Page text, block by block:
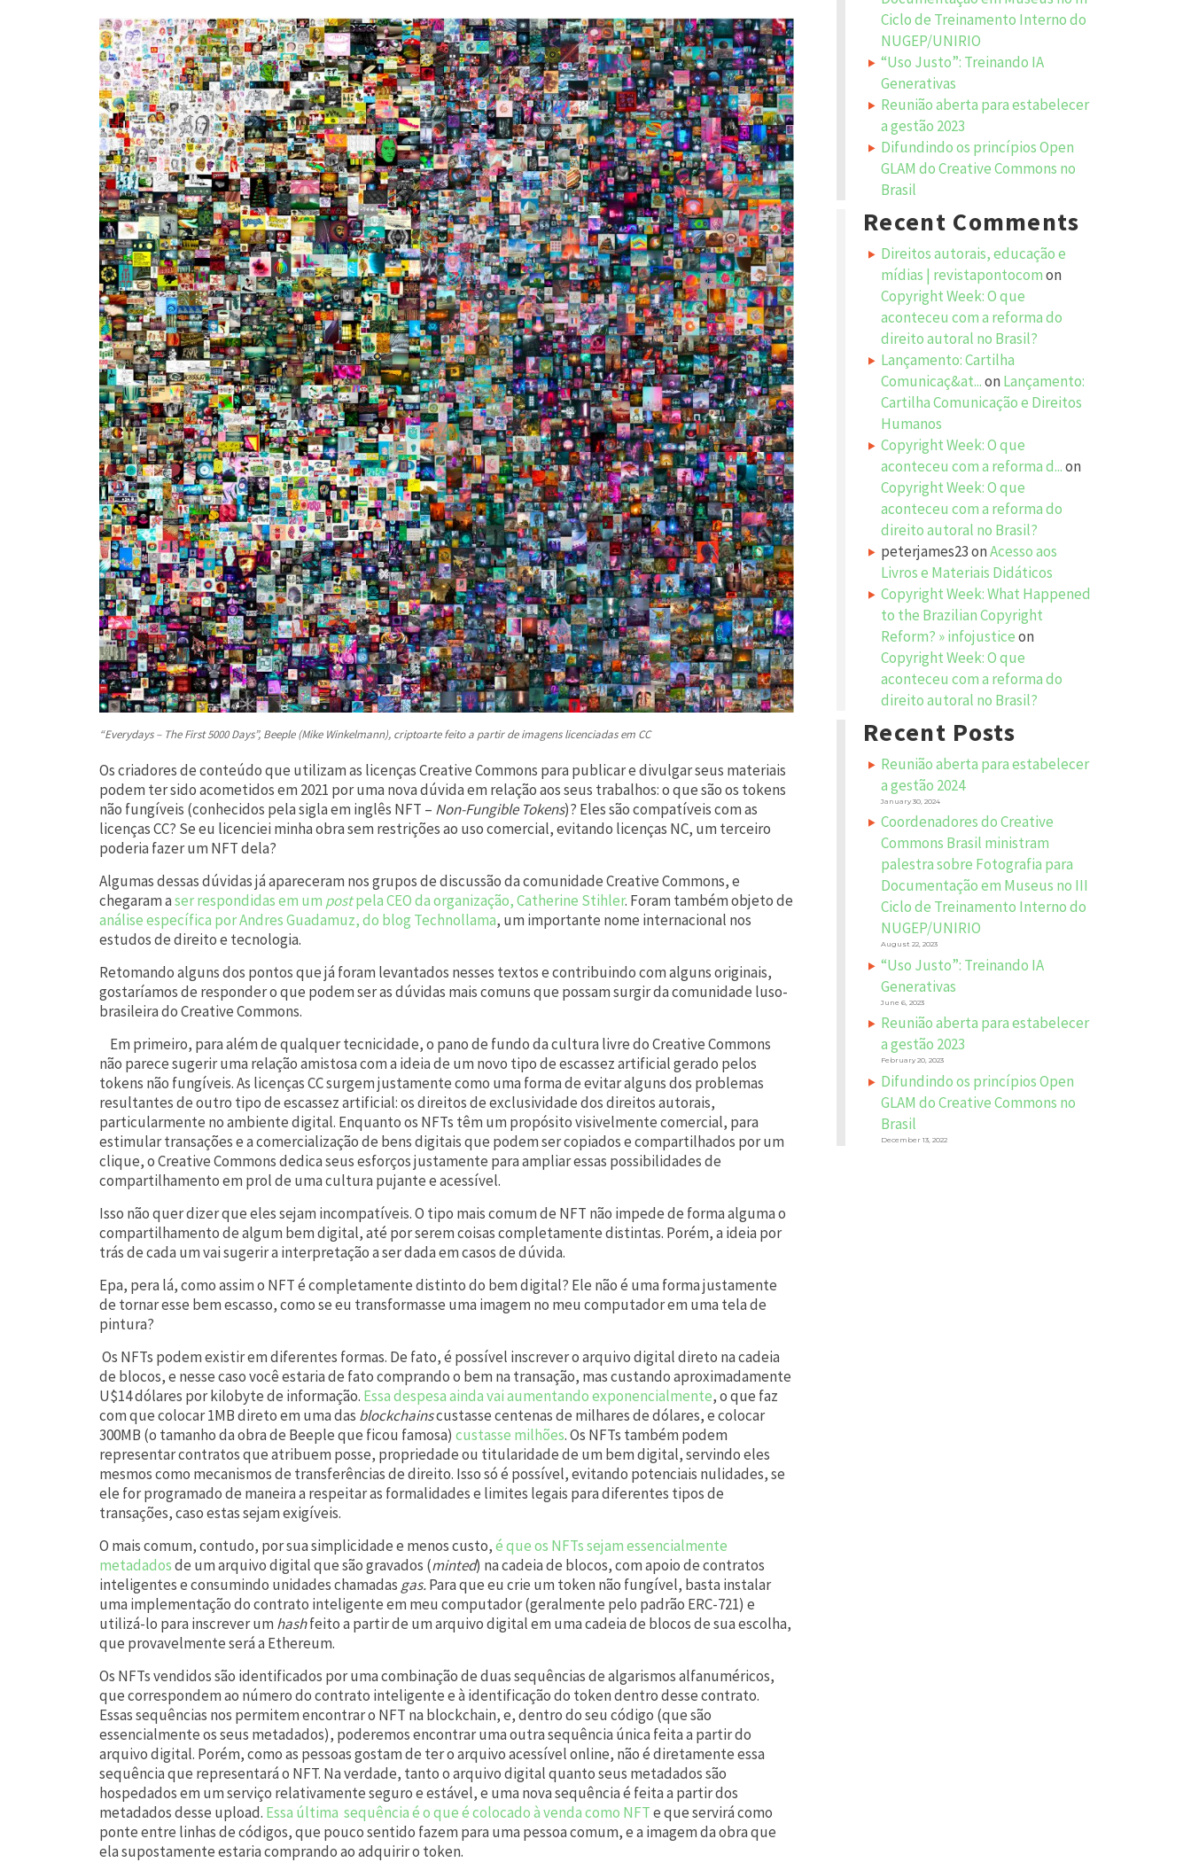
“Everydays – The First 5000 Days”, Beeple (Mike Winkelmann), criptoarte feito a partir de imagens licenciadas em CC
Os criadores de conteúdo que utilizam as licenças Creative Commons para publicar e divulgar seus materiais
podem ter sido acometidos em 2021 por uma nova dúvida em relação aos seus trabalhos: o que são os tokens
não fungíveis (conhecidos pela sigla em inglês NFT – Non-Fungible Tokens)? Eles são compatíveis com as
licenças CC? Se eu licenciei minha obra sem restrições ao uso comercial, evitando licenças NC, um terceiro
poderia fazer um NFT dela?
Algumas dessas dúvidas já apareceram nos grupos de discussão da comunidade Creative Commons, e
chegaram aser respondidas em um postpela CEO da organização, Catherine Stihler. Foram também objeto de
análise específica por Andres Guadamuz, do blog Technollama, um importante nome internacional nos
estudos de direito e tecnologia.
Retomando alguns dos pontos que já foram levantados nesses textos e contribuindo com alguns originais,
gostaríamos de responder o que podem ser as dúvidas mais comuns que possam surgir da comunidade luso-
brasileira do Creative Commons.
Em primeiro, para além de qualquer tecnicidade, o pano de fundo da cultura livre do Creative Commons
não parece sugerir uma relação amistosa com a ideia de um novo tipo de escassez artificial gerado pelos
tokens não fungíveis. As licenças CC surgem justamente como uma forma de evitar alguns dos problemas
resultantes de outro tipo de escassez artificial: os direitos de exclusividade dos direitos autorais,
particularmente no ambiente digital. Enquanto os NFTs têm um propósito visivelmente comercial, para
estimular transações e a comercialização de bens digitais que podem ser copiados e compartilhados por um
clique, o Creative Commons dedica seus esforços justamente para ampliar essas possibilidades de
compartilhamento em prol de uma cultura pujante e acessível.
Isso não quer dizer que eles sejam incompatíveis. O tipo mais comum de NFT não impede de forma alguma o
compartilhamento de algum bem digital, até por serem coisas completamente distintas. Porém, a ideia por
trás de cada um vai sugerir a interpretação a ser dada em casos de dúvida.
Epa, pera lá, como assim o NFT é completamente distinto do bem digital? Ele não é uma forma justamente
de tornar esse bem escasso, como se eu transformasse uma imagem no meu computador em uma tela de
pintura?
Os NFTs podem existir em diferentes formas. De fato, é possível inscrever o arquivo digital direto na cadeia
de blocos, e nesse caso você estaria de fato comprando o bem na transação, mas custando aproximadamente
U$14 dólares por kilobyte de informação. Essa despesa ainda vai aumentando exponencialmente, o que faz
com que colocar 1MB direto em uma das blockchainscustasse centenas de milhares de dólares, e colocar
300MB (o tamanho da obra de Beeple que ficou famosa) custasse milhões. Os NFTs também podem
representar contratos que atribuem posse, propriedade ou titularidade de um bem digital, servindo eles
mesmos como mecanismos de transferências de direito. Isso só é possível, evitando potenciais nulidades, se
ele for programado de maneira a respeitar as formalidades e limites legais para diferentes tipos de
transações, caso estas sejam exigíveis.
O mais comum, contudo, por sua simplicidade e menos custo,é que os NFTs sejam essencialmente
metadadosde um arquivo digital que são gravados (minted) na cadeia de blocos, com apoio de contratos
inteligentes e consumindo unidades chamadas gas.Para que eu crie um token não fungível, basta instalar
uma implementação do contrato inteligente em meu computador (geralmente pelo padrão ERC-721) e
utilizá-lo para inscrever um hashfeito a partir de um arquivo digital em uma cadeia de blocos de sua escolha,
que provavelmente será a Ethereum.
Os NFTs vendidos são identificados por uma combinação de duas sequências de algarismos alfanuméricos,
que correspondem ao número do contrato inteligente e à identificação do token dentro desse contrato.
Essas sequências nos permitem encontrar o NFT na blockchain, e, dentro do seu código (que são
essencialmente os seus metadados), poderemos encontrar uma outra sequência única feita a partir do
arquivo digital. Porém, como as pessoas gostam de ter o arquivo acessível online, não é diretamente essa
sequência que representará o NFT. Na verdade, tanto o arquivo digital quanto seus metadados são
hospedados em um serviço relativamente seguro e estável, e uma nova sequência é feita a partir dos
metadados desse upload. Essa última sequência é o que é colocado à venda como NFTe que servirá como
ponte entre linhas de códigos, que pouco sentido fazem para uma pessoa comum, e a imagem da obra que
ela supostamente estaria comprando ao adquirir o token.
Ciclo de Treinamento Interno do
NUGEP/UNIRIO
“Uso Justo”: Treinando IA
Generativas
Reunião aberta para estabelecer
a gestão 2023
Difundindo os princípios Open
GLAM do Creative Commons no
Brasil
Recent Comments
Direitos autorais, educação e
mídias | revistapontocomon
Copyright Week: O que
aconteceu com a reforma do
direito autoral no Brasil?
Lançamento: Cartilha
Comunicaç&at...on Lançamento:
Cartilha Comunicação e Direitos
Humanos
Copyright Week: O que
aconteceu com a reforma d...on
Copyright Week: O que
aconteceu com a reforma do
direito autoral no Brasil?
peterjames23onAcesso aos
Livros e Materiais Didáticos
Copyright Week: What Happened
to the Brazilian Copyright
Reform? » infojusticeon
Copyright Week: O que
aconteceu com a reforma do
direito autoral no Brasil?
Recent Posts
Reunião aberta para estabelecer
a gestão 2024
January 30, 2024
Coordenadores do Creative
Commons Brasil ministram
palestra sobre Fotografia para
Documentação em Museus no III
Ciclo de Treinamento Interno do
NUGEP/UNIRIO
August 22, 2023
“Uso Justo”: Treinando IA
Generativas
June 6, 2023
Reunião aberta para estabelecer
a gestão 2023
February 20, 2023
Difundindo os princípios Open
GLAM do Creative Commons no
Brasil
December 13, 2022